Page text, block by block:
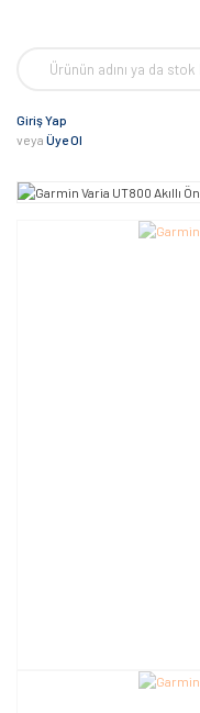
Giriş Yap
veya Üye Ol